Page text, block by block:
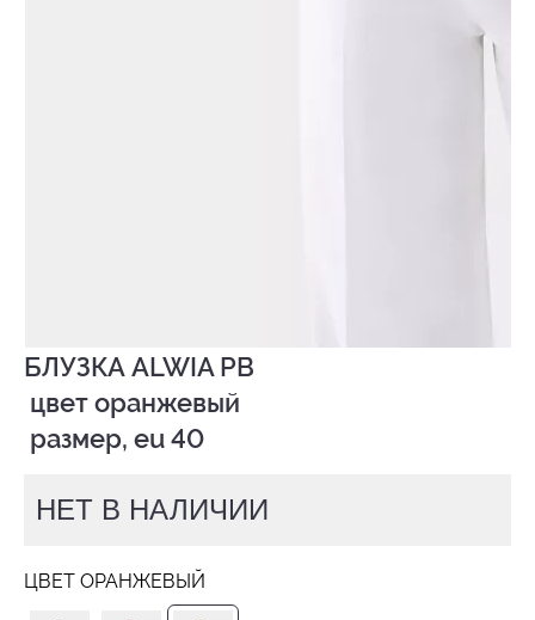
БЛУЗКА ALWIA PB
размер, eu 40
НЕТ В НАЛИЧИИ
ЦВЕТ ОРАНЖЕВЫЙ